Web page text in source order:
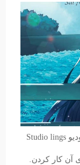
انیمه This Monster Wants to Eat Me ساخت استودیو Studio lings
آن کار کردن.